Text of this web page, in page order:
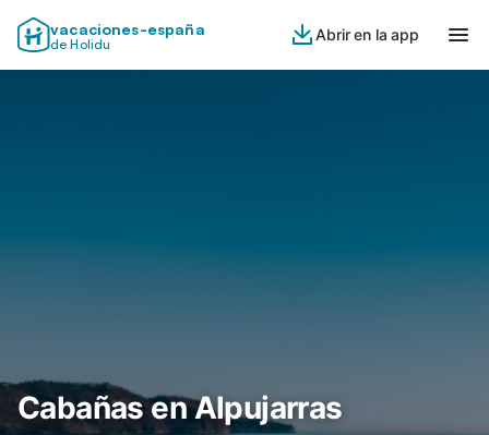
vacaciones-españa
de Holidu
Abrir en la app
Cabañas en Alpujarras